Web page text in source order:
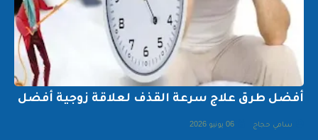
أفضل طرق علاج سرعة القذف لعلاقة زوجية أفضل
سامي حجاج 06 يونيو 2026